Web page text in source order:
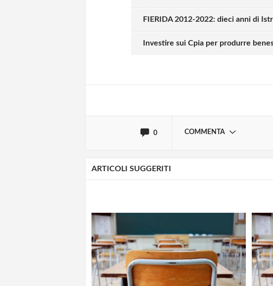
FIERIDA 2012-2022: dieci anni di
Investire sui Cpia per produrre
0 COMMENTA
Solo gli utenti registrati
ARTICOLI SUGGERITI